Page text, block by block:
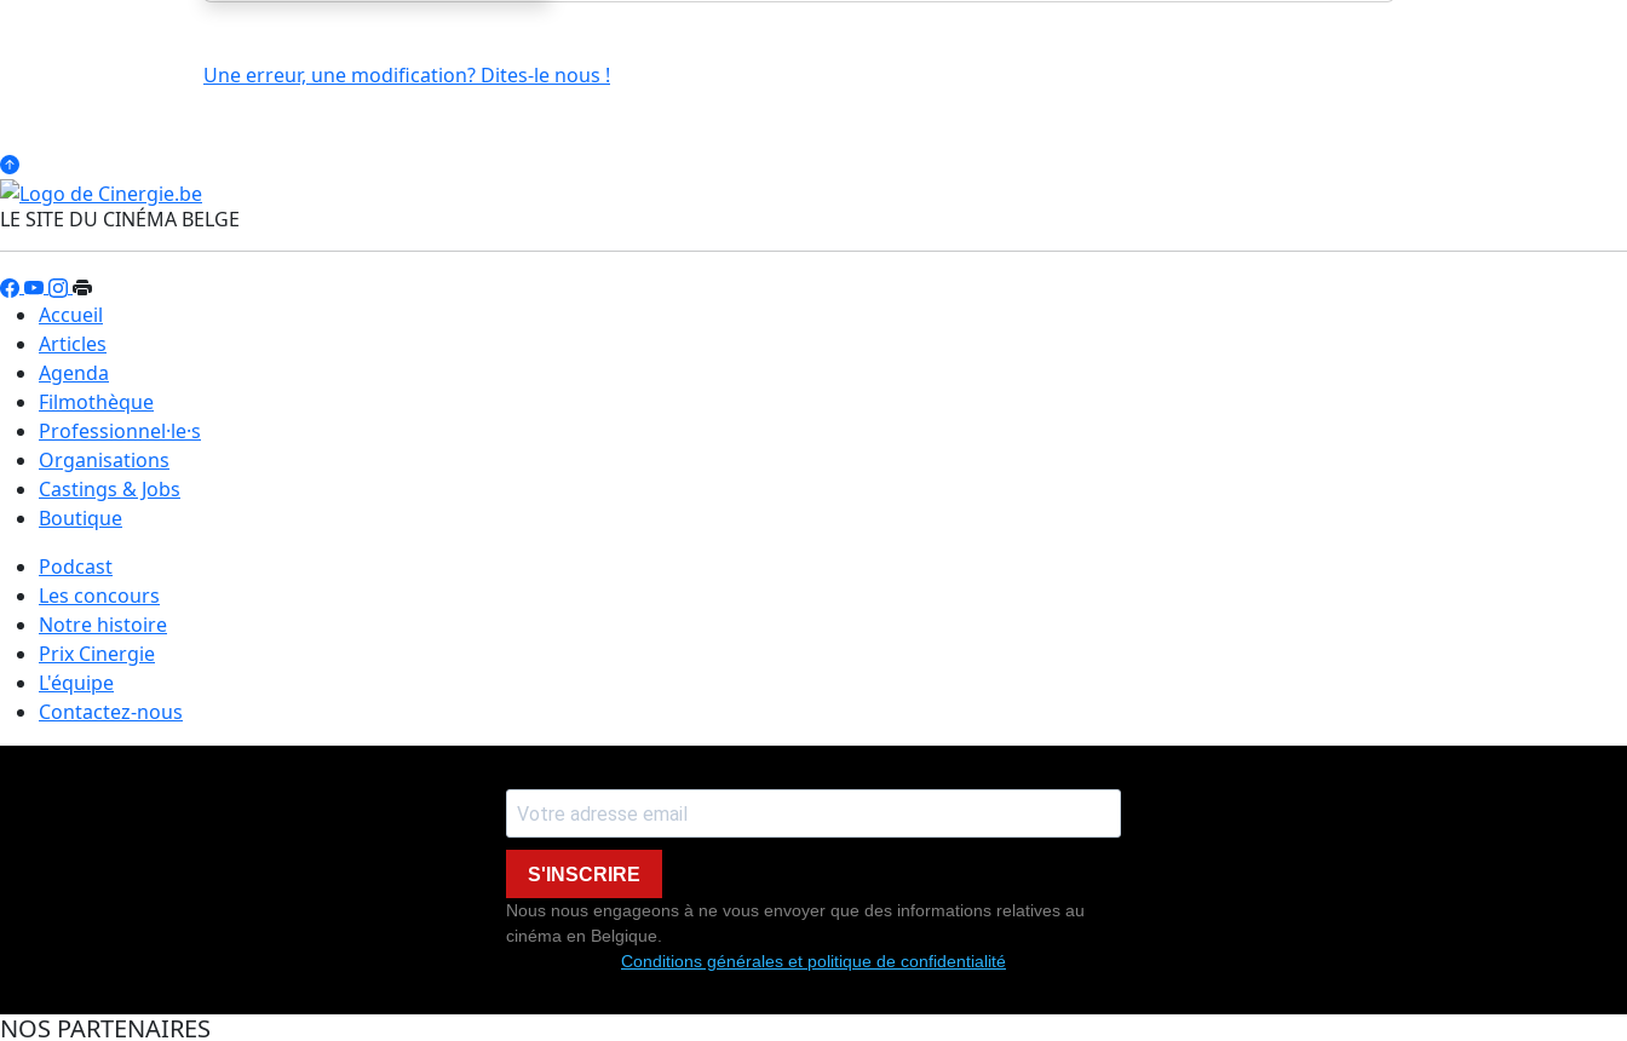
Une erreur, une modification? Dites-le nous !
LE SITE DU CINÉMA BELGE
Accueil
Articles
Agenda
Filmothèque
Professionnel·le·s
Organisations
Castings & Jobs
Boutique
Podcast
Les concours
Notre histoire
Prix Cinergie
L'équipe
Contactez-nous
S'INSCRIRE
Nous nous engageons à ne vous envoyer que des informations relatives au
cinéma en Belgique.
Conditions générales et politique de confidentialité
NOS PARTENAIRES